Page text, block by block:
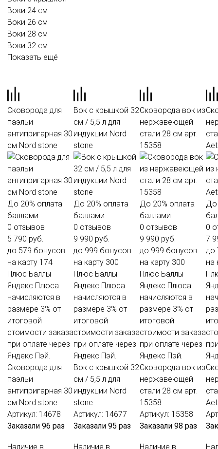
Воки 24 см
Воки 26 см
Воки 28 см
Воки 32 см
Показать ещё
Сковорода для
паэльи
антипригарная 30
см Nord stone
До 20% оплата
баллами
0 отзывов
5 790 руб.
до 579 бонусов
на карту 174
Плюс Баллы
Яндекс Плюса
начисляются в
размере 3% от
итоговой
стоимости заказа
при оплате через
Яндекс Пэй.
Сковорода для
паэльи
антипригарная 30
см Nord stone
Артикул: 14678
Заказали 96 раз
Наличие в
Вок с крышкой 32
см / 5,5 л для
индукции Nord
stone
До 20% оплата
баллами
0 отзывов
9 990 руб.
до 999 бонусов
на карту 300
Плюс Баллы
Яндекс Плюса
начисляются в
размере 3% от
итоговой
стоимости заказа
при оплате через
Яндекс Пэй.
Вок с крышкой 32
см / 5,5 л для
индукции Nord
stone
Артикул: 14677
Заказали 95 раз
Наличие в
Сковорода вок из
нержавеющей
стали 28 см арт.
15358
До 20% оплата
баллами
0 отзывов
9 990 руб.
до 999 бонусов
на карту 300
Плюс Баллы
Яндекс Плюса
начисляются в
размере 3% от
итоговой
стоимости заказа
при оплате через
Яндекс Пэй.
Сковорода вок из
нержавеющей
стали 28 см арт.
15358
Артикул: 15358
Заказали 98 раз
Наличие в
0
7
до
на